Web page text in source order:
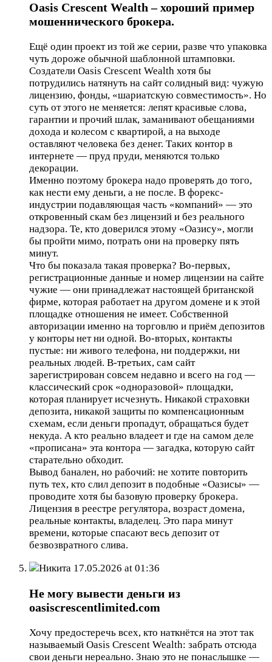
Oasis Crescent Wealth – хороший пример
мошеннического брокера.
Ещё один проект из той же серии, разве что упаковка
чуть дороже обычной шаблонной штамповки.
Создатели Oasis Crescent Wealth хотя бы
потрудились натянуть на сайт солидный вид: чужую
лицензию, фонды, «шариатскую совместимость». Но
суть от этого не меняется: лепят красивые слова,
гарантии и прочий шлак, заманивают обещаниями
дохода и колесом с квартирой, а на выходе
оставляют человека без денег. Таких контор в
интернете — пруд пруди, меняются только
декорации.
Именно поэтому брокера надо проверять до того,
как нести ему деньги, а не после. В форекс-
индустрии подавляющая часть «компаний» — это
откровенный скам без лицензий и без реального
надзора. Те, кто доверился этому «Оазису», могли
бы пройти мимо, потрать они на проверку пять
минут.
Что бы показала такая проверка? Во-первых,
регистрационные данные и номер лицензии на сайте
чужие — они принадлежат настоящей британской
фирме, которая работает на другом домене и к этой
площадке отношения не имеет. Собственной
авторизации именно на торговлю и приём депозитов
у конторы нет ни одной. Во-вторых, контакты
пустые: ни живого телефона, ни поддержки, ни
реальных людей. В-третьих, сам сайт
зарегистрирован совсем недавно и всего на год —
классический срок «одноразовой» площадки,
которая планирует исчезнуть. Никакой страховки
депозита, никакой защиты по компенсационным
схемам, если деньги пропадут, обращаться будет
некуда. А кто реально владеет и где на самом деле
«прописана» эта контора — загадка, которую сайт
старательно обходит.
Вывод банален, но рабочий: не хотите повторить
путь тех, кто слил депозит в подобные «Оазисы» —
проводите хотя бы базовую проверку брокера.
Лицензия в реестре регулятора, возраст домена,
реальные контакты, владелец. Это пара минут
времени, которые спасают весь депозит от
безвозвратного слива.
Никита 17.05.2026 at 01:36
Не могу вывести деньги из
oasiscrescentlimited.com
Хочу предостеречь всех, кто наткнётся на этот так
называемый Oasis Crescent Wealth: забрать отсюда
свои деньги нереально. Знаю это не понаслышке —